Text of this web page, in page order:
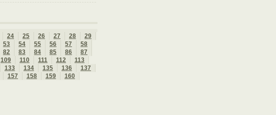
24 25 26 27 28
29
53 54 55 56 57
58
82 83 84 85 86
87
109 110 111 112
113
133 134 135 136
137
157 158 159
160